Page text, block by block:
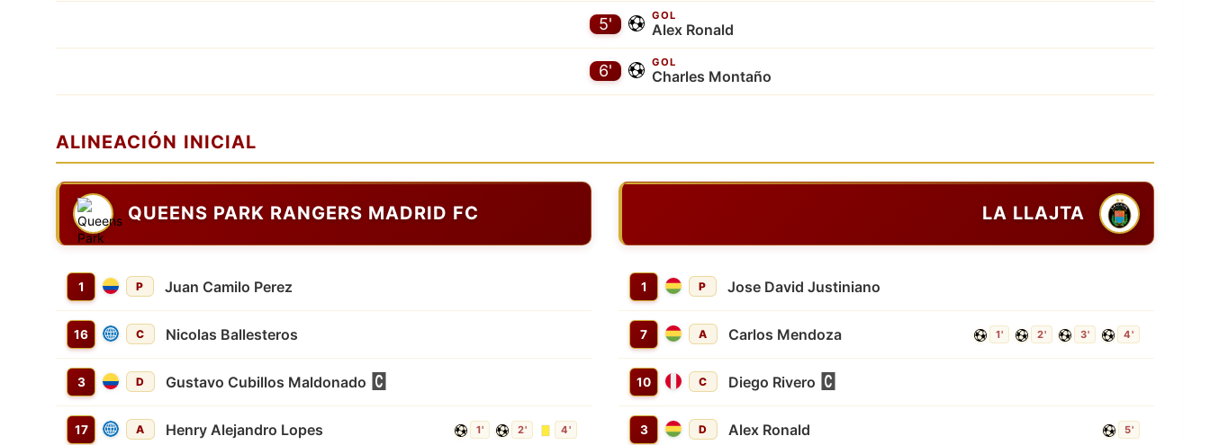
5' GOL
Alex Ronald
6' GOL
Charles Montaño
ALINEACIÓN INICIAL
QUEENS PARK RANGERS MADRID FC
1 P Juan Camilo Perez
16 C Nicolas Ballesteros
3 D Gustavo Cubillos Maldonado
17 A Henry Alejandro Lopes 1' 2' 4'
LA LLAJTA
1 P Jose David Justiniano
7 A Carlos Mendoza 1' 2' 3' 4'
10 C Diego Rivero
3 D Alex Ronald 5'